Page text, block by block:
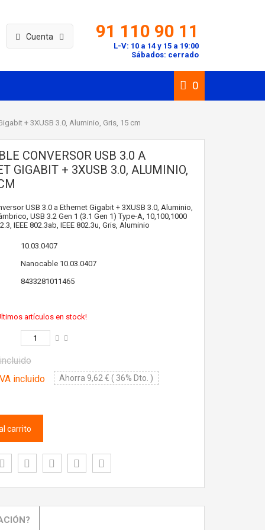
Cuenta 91 110 90 11
L-V: 10 a 14 y 15 a 19:00
Sábados: cerrado
0
+ 3XUSB 3.0, Aluminio, Gris, 15 cm
CONVERSOR USB 3.0 A
GIGABIT + 3XUSB 3.0, ALUMINIO,
USB 3.0 a Ethernet Gigabit + 3XUSB 3.0, Aluminio,
USB 3.2 Gen 1 (3.1 Gen 1) Type-A, 10,100,1000
IEEE 802.3ab, IEEE 802.3u, Gris, Aluminio
10.03.0407
Nanocable 10.03.0407
8433281011465
artículos en stock!
incluido
Ahorra 9,62 € ( 36% Dto. )
carrito